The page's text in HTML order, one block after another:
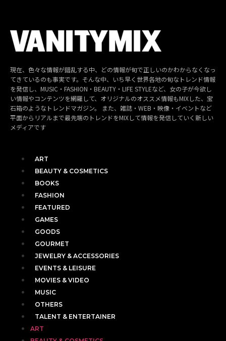
現在、色々な情報が錯乱する中、どの情報が旬で正しいのかわからなくなっ
てきているのも事実です。そんな中、いち早く世界各地の旬なトレンド情報
を発信し、MUSIC・FASHION・BEAUTY・LIFE STYLEなど、女の子が今欲し
い情報やコンテンツを網羅して、オリジナルのオススメ情報もMIXした、宝
石箱のようなトレンドマガジン。 また、雑誌・WEB・映像・イベントなど
平面からリアルまで最先端のトレンドをMIXして情報を発信していく新しい
メディアです
ART
BEAUTY & COSMETICS
BOOKS
FASHION
FEATURED
GAMES
GOODS
GOURMET
JEWELRY & ACCESSORIES
EVENTS & LEISURE
MOVIES & VIDEO
MUSIC
OTHERS
TALENT & ENTERTAINER
ART